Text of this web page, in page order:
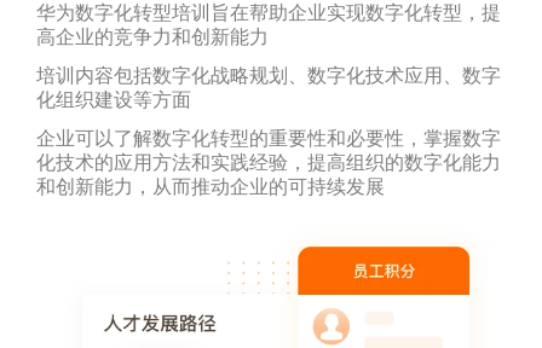
华为数字化转型培训旨在帮助企业实现数字化转型，提
高企业的竞争力和创新能力
培训内容包括数字化战略规划、数字化技术应用、数字
化组织建设等方面
企业可以了解数字化转型的重要性和必要性，掌握数字
化技术的应用方法和实践经验，提高组织的数字化能力
和创新能力，从而推动企业的可持续发展